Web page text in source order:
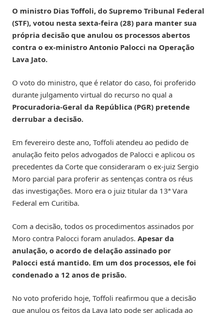
O ministro Dias Toffoli, do Supremo Tribunal Federal
(STF), votou nesta sexta-feira (28) para manter sua
própria decisão que anulou os processos abertos
contra o ex-ministro Antonio Palocci na Operação
Lava Jato.
O voto do ministro, que é relator do caso, foi proferido
durante julgamento virtual do recurso no qual a
Procuradoria-Geral da República (PGR) pretende
derrubar a decisão.
Em fevereiro deste ano, Toffoli atendeu ao pedido de
anulação feito pelos advogados de Palocci e aplicou os
precedentes da Corte que consideraram o ex-juiz Sergio
Moro parcial para proferir as sentenças contra os réus
das investigações. Moro era o juiz titular da 13ª Vara
Federal em Curitiba.
Com a decisão, todos os procedimentos assinados por
Moro contra Palocci foram anulados. Apesar da
anulação, o acordo de delação assinado por
Palocci está mantido. Em um dos processos, ele foi
condenado a 12 anos de prisão.
No voto proferido hoje, Toffoli reafirmou que a decisão
que anulou os feitos da Lava Jato pode ser aplicada ao